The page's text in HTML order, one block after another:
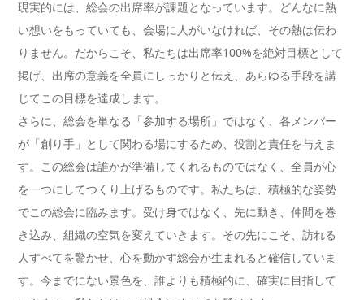
現実的には、総会の出席率が課題となっています。どんなに熱
い想いをもっていても、会場に人がいなければ、その熱は伝わ
りません。だからこそ、私たちは出席率100%を絶対目標として
掲げ、出席の意義を全員にしっかりと伝え、あらゆる手段を講
じてこの目標を達成します。
さらに、総会を単なる「参加する場所」ではなく、各メンバー
が「創り手」として関わる場にするため、役割と責任を与えま
す。この総会は誰かが準備してくれるものではなく、全員が心
を一つにしてつくり上げるものです。私たちは、積極的な姿勢
でこの総会に臨みます。受け身ではなく、先に動き、仲間を巻
き込み、組織の空気を変えていきます。その先にこそ、訪れる
人すべてを驚かせ、心を動かす総会が生まれると確信していま
す。今までにない景色を、誰よりも積極的に、確実に目指して